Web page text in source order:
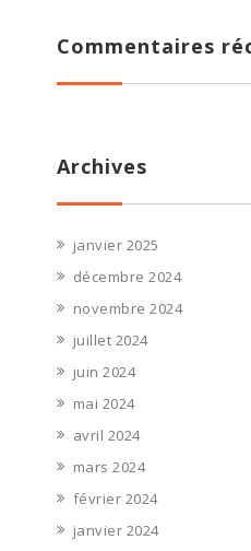
Commentaires
Archives
janvier 2025
décembre 2024
novembre 2024
juillet 2024
juin 2024
mai 2024
avril 2024
mars 2024
février 2024
janvier 2024